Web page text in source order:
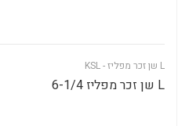
L שן זכר מפליז - KSL
L שן זכר מפליז 6-1/4